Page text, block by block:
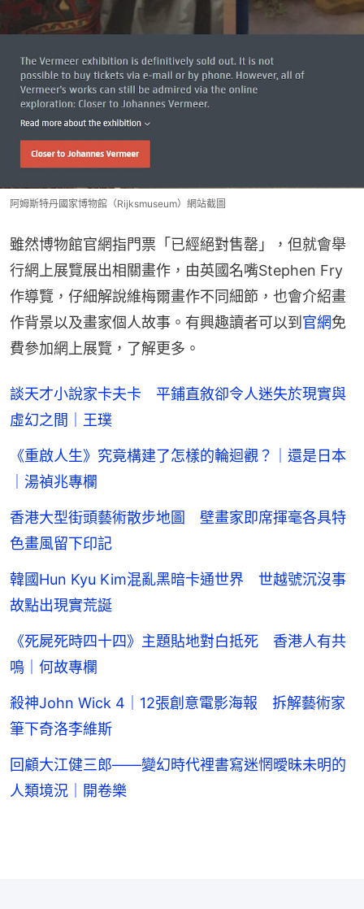
阿姆斯特丹國家博物館（Rijksmuseum）網站截圖
雖然博物館官網指門票「已經絕對售罄」，但就會舉
行網上展覽展出相關畫作，由英國名嘴Stephen Fry
作導覽，仔細解說維梅爾畫作不同細節，也會介紹畫
作背景以及畫家個人故事。有興趣讀者可以到 官網免
費參加網上展覽，了解更多。
談天才小說家卡夫卡 平鋪直敘卻令人迷失於現實與
虛幻之間｜王璞
《重啟人生》究竟構建了怎樣的輪迴觀？｜還是日本
｜湯禎兆專欄
香港大型街頭藝術散步地圖 壁畫家即席揮毫各具特
色畫風留下印記
韓國Hun Kyu Kim混亂黑暗卡通世界 世越號沉沒事
故點出現實荒誕
《死屍死時四十四》主題貼地對白抵死 香港人有共
鳴｜何故專欄
殺神John Wick 4｜12張創意電影海報 拆解藝術家
筆下奇洛李維斯
回顧大江健三郎——變幻時代裡書寫迷惘曖昧未明的
人類境況｜開卷樂